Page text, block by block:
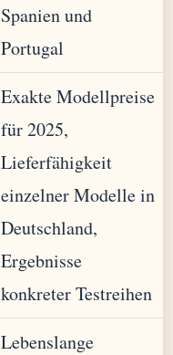
Spanien und
Portugal
Exakte Modellpreise
für 2025,
Lieferfähigkeit
einzelner Modelle in
Deutschland,
Ergebnisse
konkreter Testreihen
Lebenslange